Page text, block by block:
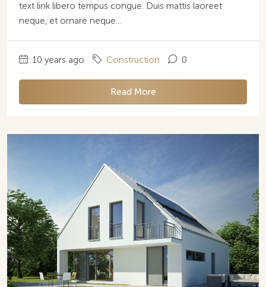
text link libero tempus congue. Duis mattis laoreet
neque, et ornare neque...
10 years ago Construction 0
Read More